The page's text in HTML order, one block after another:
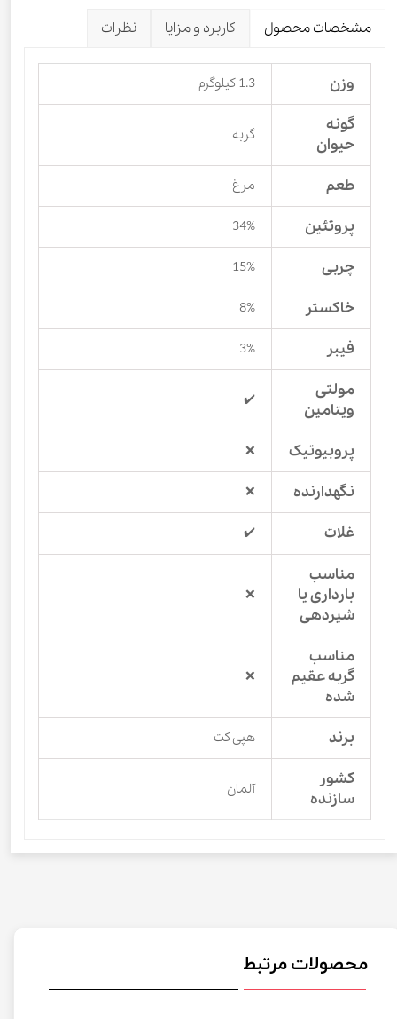
مشخصات محصول کاربرد و مزایا نظرات
وزن 1.3 کیلوگرم
گونه
حیوان
گربه
طعم مرغ
پروتئین 34%
چربی 15%
خاکستر 8%
فیبر 3%
مولتی
ویتامین
✔️
پروبیوتیک ❌
نگهدارنده ❌
غلات ✔️
مناسب
بارداری یا
شیردهی
❌
مناسب
گربه عقیم
شده
❌
برند هپی کت
کشور
سازنده
آلمان
محصولات مرتبط